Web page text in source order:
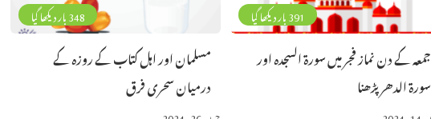
348 بار دیکھا گیا
مسلمان اور اہل کتاب کے روزہ کے
درمیان سحری فرق
391 بار دیکھا گیا
جمعہ کے دن نماز فجر میں سورۃ السجدہ اور
سورۃ الدھر پڑھنا